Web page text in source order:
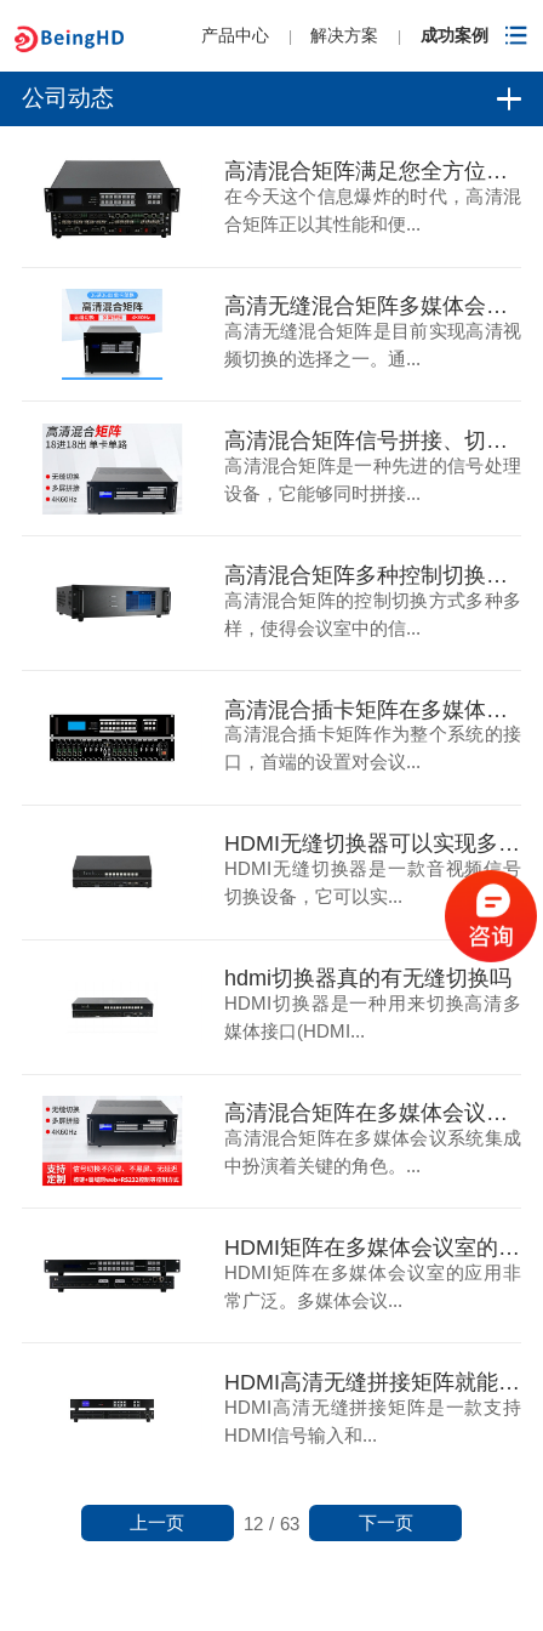
产品中心 | 解决方案 | 成功案例
公司动态
高清混合矩阵满足您全方位的音视频需求
在今天这个信息爆炸的时代，高清混
合矩阵正以其性能和便...
高清无缝混合矩阵多媒体会议室多信号无缝切换传输的解决方案
高清无缝混合矩阵是目前实现高清视
频切换的选择之一。通...
高清混合矩阵信号拼接、切换、分割于一体
高清混合矩阵是一种先进的信号处理
设备，它能够同时拼接...
高清混合矩阵多种控制切换方式让会议室多信号切换更加便捷
高清混合矩阵的控制切换方式多种多
样，使得会议室中的信...
高清混合插卡矩阵在多媒体会议室中的应用
高清混合插卡矩阵作为整个系统的接
口，首端的设置对会议...
HDMI无缝切换器可以实现多信号切换上大屏不黑屏吗？
HDMI无缝切换器是一款音视频信号
切换设备，它可以实...
hdmi切换器真的有无缝切换吗
HDMI切换器是一种用来切换高清多
媒体接口(HDMI...
高清混合矩阵在多媒体会议系统集成中的关键作用是什么？
高清混合矩阵在多媒体会议系统集成
中扮演着关键的角色。...
HDMI矩阵在多媒体会议室的应用是怎样？
HDMI矩阵在多媒体会议室的应用非
常广泛。多媒体会议...
HDMI高清无缝拼接矩阵就能解决会议室中多信号无缝切换和多块拼接屏拼成一个大屏
HDMI高清无缝拼接矩阵是一款支持
HDMI信号输入和...
12 / 63
上一页 下一页